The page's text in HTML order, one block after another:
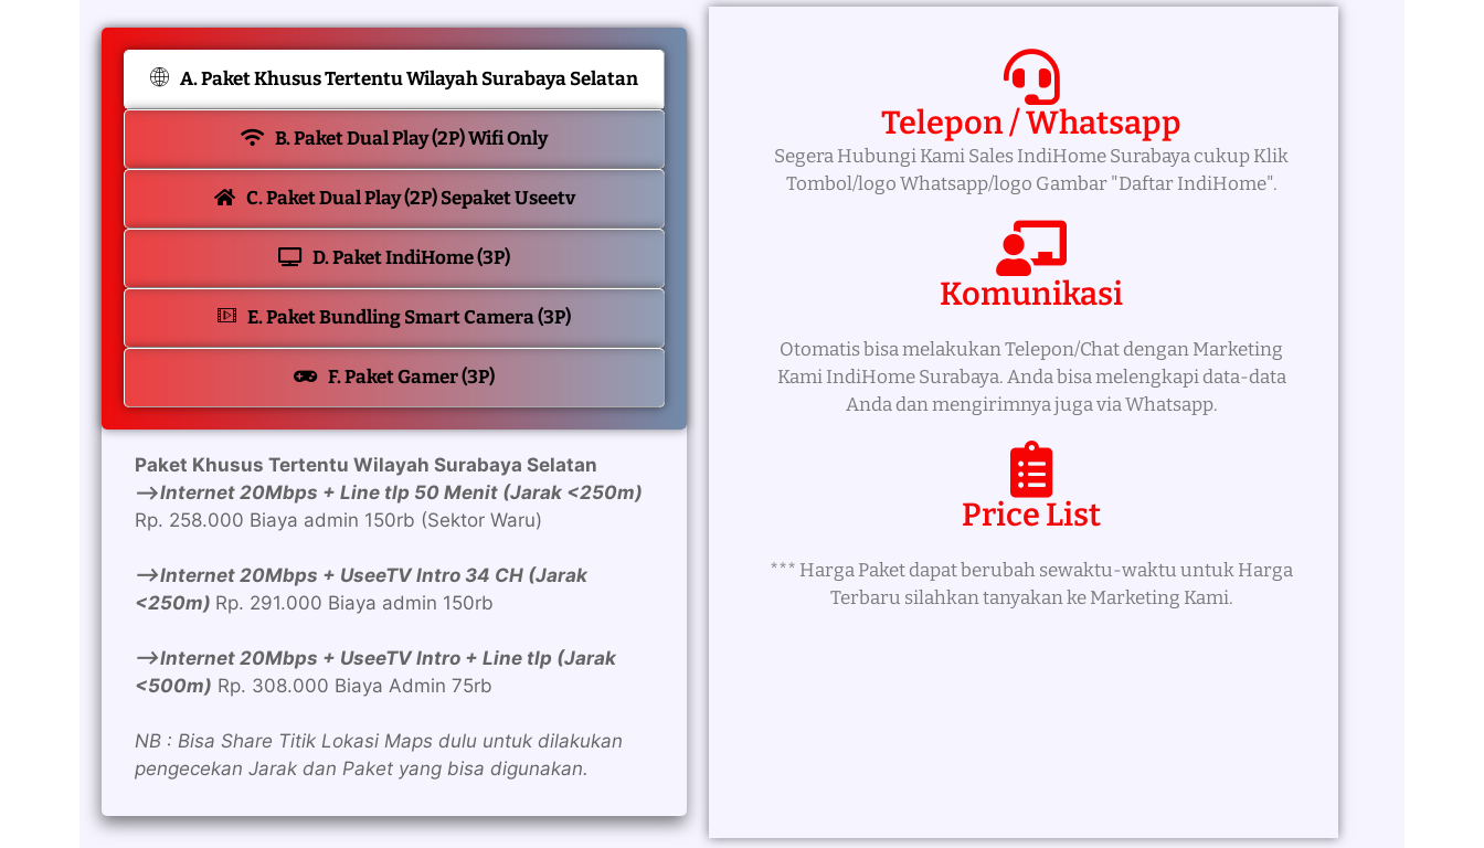
A. Paket Khusus Tertentu Wilayah Surabaya Selatan
B. Paket Dual Play (2P) Wifi Only
C. Paket Dual Play (2P) Sepaket Useetv
D. Paket IndiHome (3P)
E. Paket Bundling Smart Camera (3P)
F. Paket Gamer (3P)
Paket Khusus Tertentu Wilayah Surabaya Selatan
—>Internet 20Mbps + Line tlp 50 Menit (Jarak <250m)
Rp. 258.000 Biaya admin 150rb (Sektor Waru)
—>Internet 20Mbps + UseeTV Intro 34 CH (Jarak
<250m) Rp. 291.000 Biaya admin 150rb
—>Internet 20Mbps + UseeTV Intro + Line tlp (Jarak
<500m) Rp. 308.000 Biaya Admin 75rb
NB : Bisa Share Titik Lokasi Maps dulu untuk dilakukan
pengecekan Jarak dan Paket yang bisa digunakan.
Telepon / Whatsapp
Segera Hubungi Kami Sales IndiHome Surabaya cukup Klik
Tombol/logo Whatsapp/logo Gambar "Daftar IndiHome".
Komunikasi
Otomatis bisa melakukan Telepon/Chat dengan Marketing
Kami IndiHome Surabaya. Anda bisa melengkapi data-data
Anda dan mengirimnya juga via Whatsapp.
Price List
*** Harga Paket dapat berubah sewaktu-waktu untuk Harga
Terbaru silahkan tanyakan ke Marketing Kami.